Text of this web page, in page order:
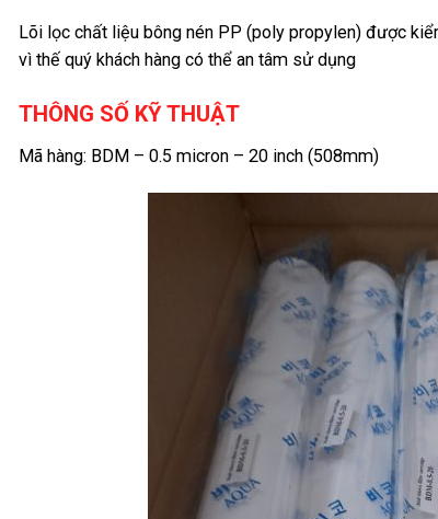
Lõi lọc chất liệu bông nén PP (poly propylen) được
vì thế quý khách hàng có thể an tâm sử dụng
THÔNG SỐ KỸ THUẬT
Mã hàng: BDM – 0.5 micron – 20 inch (508mm)